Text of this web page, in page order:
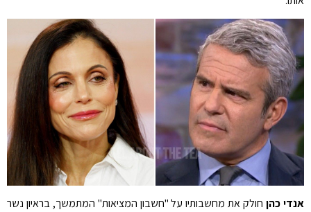
אנדי כהןחולק את מחשבותיו על "חשבון המציאות" המתמשך, בראיון נשר